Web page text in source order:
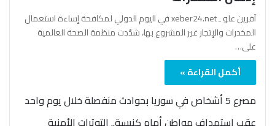
آفرين علو ـ xeber24.net في اليوم الدولي لمكافحة إساءة استعمال
المخدرات والإتجار غير المشروع بها، شدّدت منظمة الصحة العالمية
على…
أكمل القراءة »
مصرع 5 أشخاص في سوريا بحوادث منفصلة خلال يوم واحد